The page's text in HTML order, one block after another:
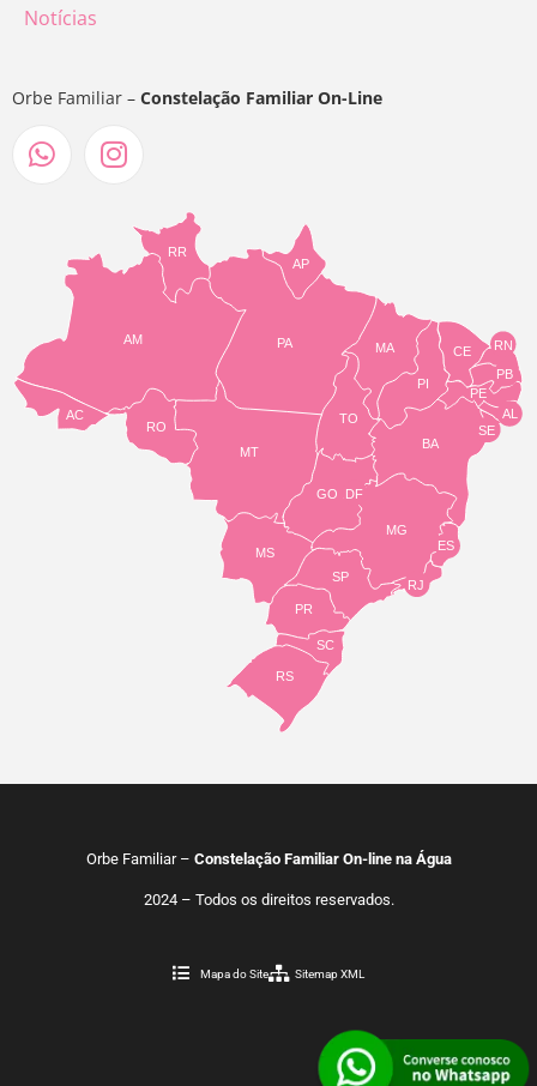
Notícias
Orbe Familiar – Constelação Familiar On-Line
TO
BA
SE
PE
AL
RN
CE
PI
MA
AP
PA
RR
AM
AC
RO
MT
MS
GO
PR
SC
RS
SP
MG
RJ
ES
DF
PB
Orbe Familiar – Constelação Familiar On-line na Água
2024 – Todos os direitos reservados.
Mapa do Site Sitemap XML